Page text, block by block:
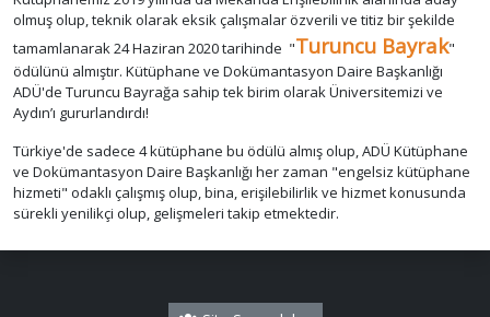
olmuş olup, teknik olarak eksik çalışmalar özverili ve titiz bir şekilde
tamamlanarak 24 Haziran 2020 tarihinde "Turuncu Bayrak"
ödülünü almıştır. Kütüphane ve Dokümantasyon Daire Başkanlığı
ADÜ'de Turuncu Bayrağa sahip tek birim olarak Üniversitemizi ve
Aydın’ı gururlandırdı!
Türkiye'de sadece 4 kütüphane bu ödülü almış olup, ADÜ Kütüphane
ve Dokümantasyon Daire Başkanlığı her zaman "engelsiz kütüphane
hizmeti" odaklı çalışmış olup, bina, erişilebilirlik ve hizmet konusunda
sürekli yenilikçi olup, gelişmeleri takip etmektedir.